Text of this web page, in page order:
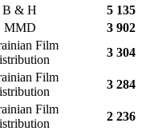
B & H 5 135
MMD 3 902
Film
3 304
Film
3 284
Film
2 236